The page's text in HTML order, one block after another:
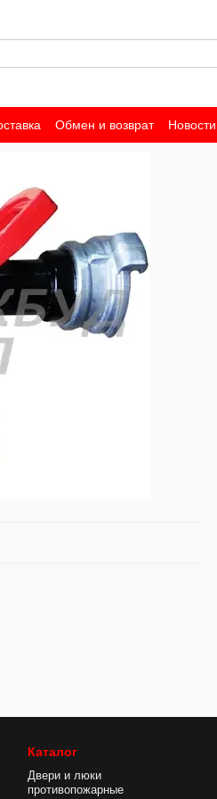
Обмен и возврат Новости
Каталог
Двери и люки
противопожарные